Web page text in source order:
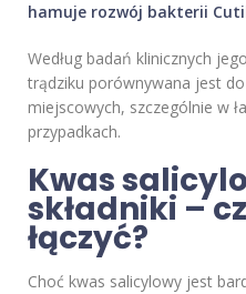
hamuje rozwój bakterii
Według badań klinicznych
trądziku porównywana jest
miejscowych, szczególnie w
przypadkach.
Kwas
składniki –
łączyć?
Choć kwas salicylowy jest